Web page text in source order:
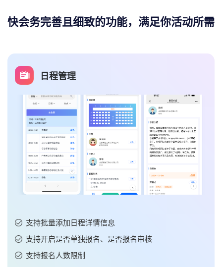
快会务完善且细致的功能，满足你活动所需
酒店在线预订
定，线上付款，支持预订数据导出